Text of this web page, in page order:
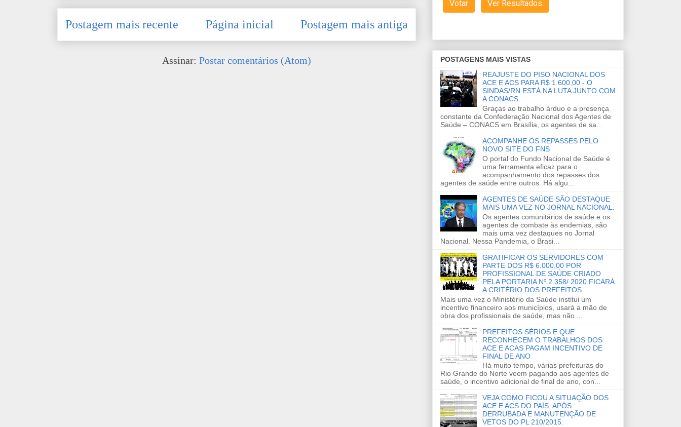
Postagem mais recente Postagem mais antiga
Página inicial
Assinar: Postar comentários (Atom)
POSTAGENS MAIS VISTAS
REAJUSTE DO PISO NACIONAL DOS
ACE E ACS PARA R$ 1.600,00 - O
SINDAS/RN ESTÁ NA LUTA JUNTO COM
A CONACS.
Graças ao trabalho árduo e a presença
constante da Confederação Nacional dos Agentes de
Saúde – CONACS em Brasília, os agentes de sa...
ACOMPANHE OS REPASSES PELO
NOVO SITE DO FNS
O portal do Fundo Nacional de Saúde é
uma ferramenta eficaz para o
acompanhamento dos repasses dos
agentes de saúde entre outros. Há algu...
AGENTES DE SAÚDE SÃO DESTAQUE
MAIS UMA VEZ NO JORNAL NACIONAL.
Os agentes comunitários de saúde e os
agentes de combate às endemias, são
mais uma vez destaques no Jornal
Nacional. Nessa Pandemia, o Brasi...
GRATIFICAR OS SERVIDORES COM
PARTE DOS R$ 6.000,00 POR
PROFISSIONAL DE SAÚDE CRIADO
PELA PORTARIA Nº 2.358/ 2020 FICARÁ
A CRITÉRIO DOS PREFEITOS.
Mais uma vez o Ministério da Saúde institui um
incentivo financeiro aos municípios, usará a mão de
obra dos profissionais de saúde, mas não ...
PREFEITOS SÉRIOS E QUE
RECONHECEM O TRABALHOS DOS
ACE E ACAS PAGAM INCENTIVO DE
FINAL DE ANO
Há muito tempo, várias prefeituras do
Rio Grande do Norte veem pagando aos agentes de
saúde, o incentivo adicional de final de ano, con...
VEJA COMO FICOU A SITUAÇÃO DOS
ACE E ACS DO PAÍS, APÓS
DERRUBADA E MANUTENÇÃO DE
VETOS DO PL 210/2015.